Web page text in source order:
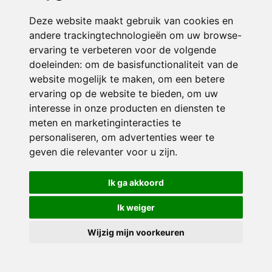
Deze website maakt gebruik van cookies en
andere trackingtechnologieën om uw browse-
ervaring te verbeteren voor de volgende
doeleinden: om de basisfunctionaliteit van de
website mogelijk te maken, om een betere
ervaring op de website te bieden, om uw
interesse in onze producten en diensten te
meten en marketinginteracties te
personaliseren, om advertenties weer te
geven die relevanter voor u zijn.
Ik ga akkoord
Ik weiger
Wijzig mijn voorkeuren
© 2026 Sint Jozef | Alle rechten voorbehouden
Privacy policy|Disclaimer| Klachtenregeling|RSIN en Anbi
voorkeuren
Crealisatie The MindOffice